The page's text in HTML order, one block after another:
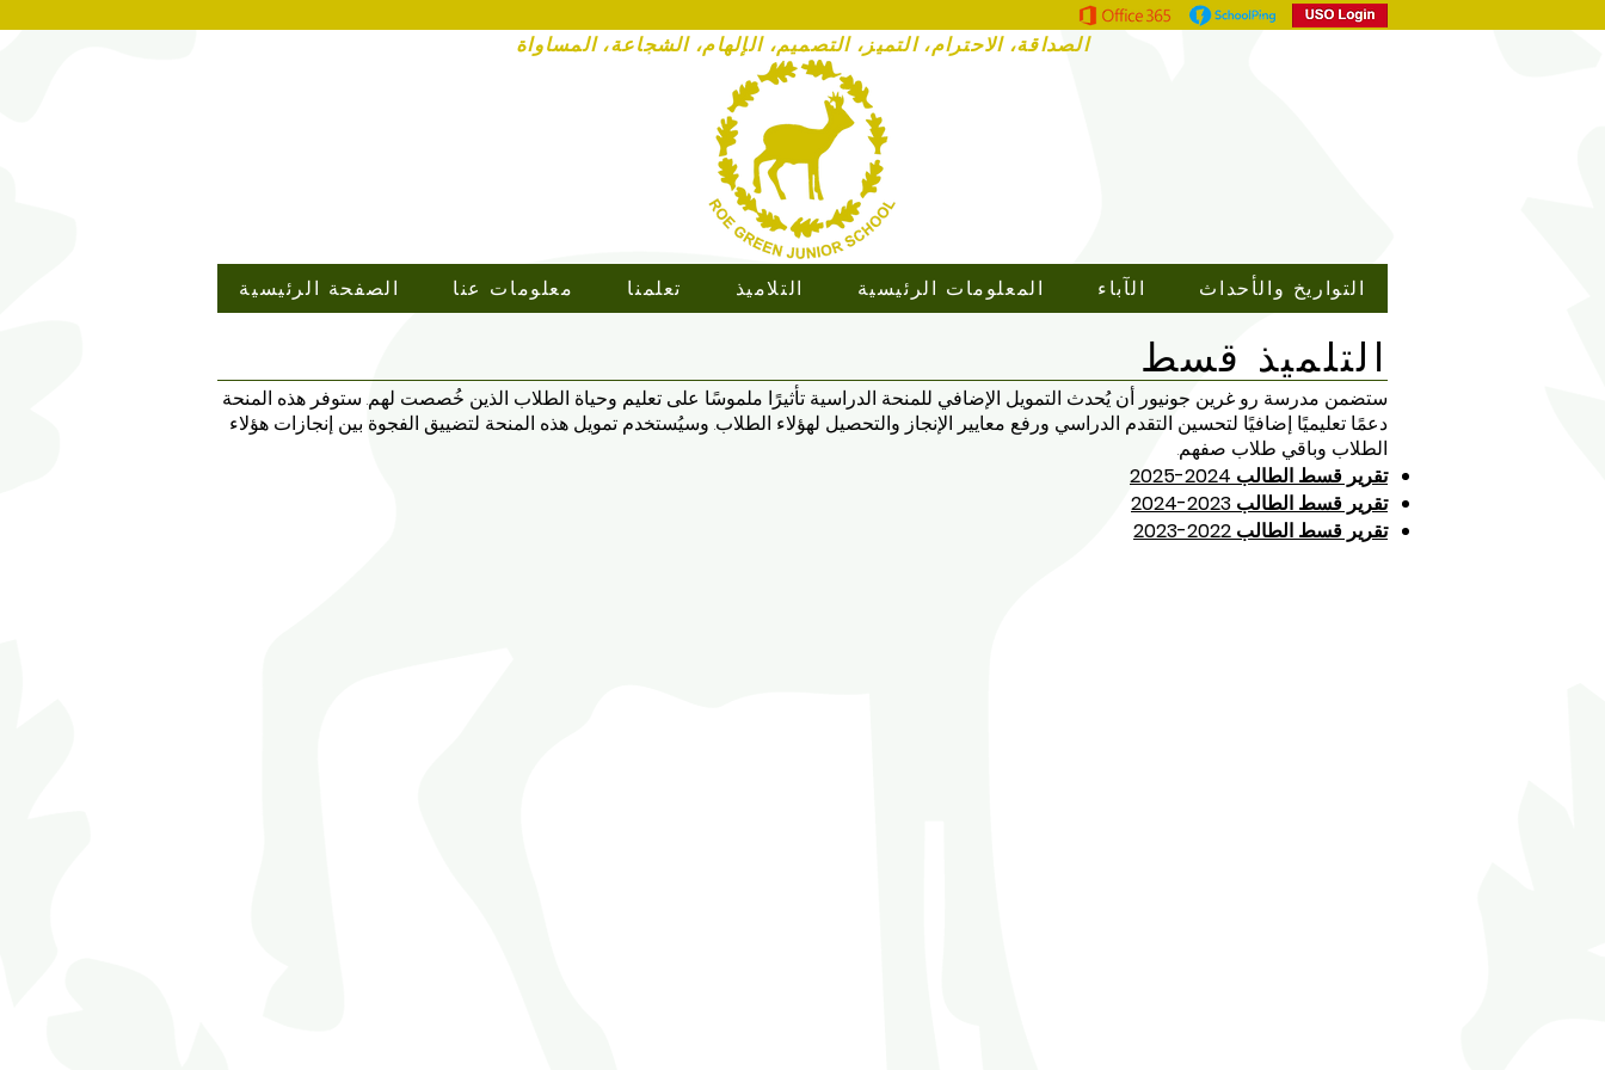
الصداقة، الاحترام، التميز، التصميم، الإلهام، الشجاعة، المساواة
الصفحة الرئيسية معلومات عنا تعلمنا التلاميذ المعلومات الرئيسية الآباء التواريخ والأحداث
التلميذ قسط
ستضمن مدرسة رو غرين جونيور أن يُحدث التمويل الإضافي للمنحة الدراسية تأثيرًا ملموسًا على تعليم وحياة الطلاب الذين خُصصت لهم. ستوفر هذه المنحة
دعمًا تعليميًا إضافيًا لتحسين التقدم الدراسي ورفع معايير الإنجاز والتحصيل لهؤلاء الطلاب. وسيُستخدم تمويل هذه المنحة لتضييق الفجوة بين إنجازات هؤلاء
الطلاب وباقي طلاب صفهم.
تقرير قسط الطالب 2024-2025
تقرير قسط الطالب 2023-2024
تقرير قسط الطالب 2022-2023